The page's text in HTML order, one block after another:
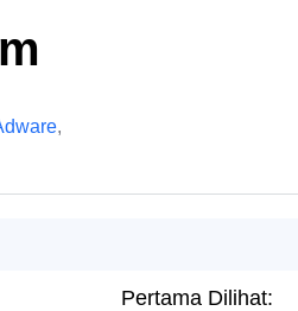
,
Pertama Dilihat: